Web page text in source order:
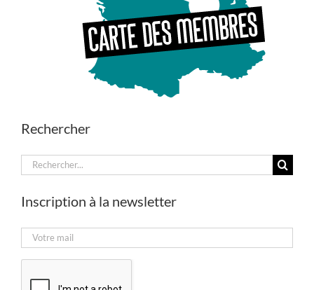
Rechercher
Rechercher:
Inscription à la newsletter